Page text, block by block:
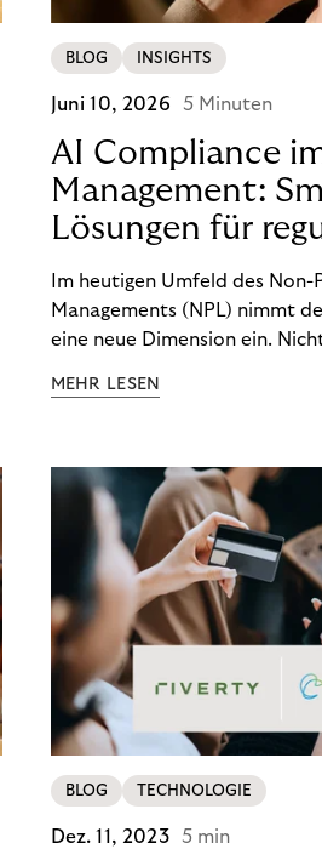
BLOG INSIGHTS
Juni 10, 2026 5 Minuten
AI Compliance
Management:
Lösungen für
Sicherheit
Im heutigen Umfeld des
Managements (NPL) nimmt
eine neue Dimension ein.
Wettbewerbsvorteil. In einem
(DSGVO) – geraten viele
Grenzen traditioneller
MEHR LESEN
BLOG TECHNOLOGIE
Dez. 11, 2023 5 min